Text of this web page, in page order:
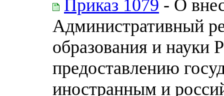
Приказ 1079 - О
Административный
образования и науки
предоставлению
иностранным и